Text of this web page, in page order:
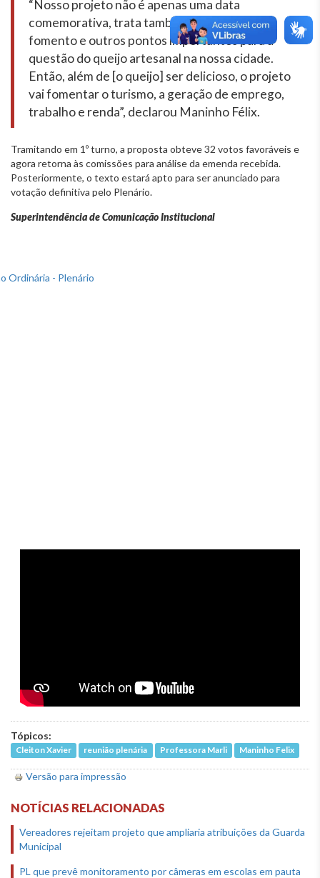
“Nosso projeto não é apenas uma data
comemorativa, trata também de diretrizes,
fomento e outros pontos importantes para a
questão do queijo artesanal na nossa cidade.
Então, além de [o queijo] ser delicioso, o projeto
vai fomentar o turismo, a geração de emprego,
trabalho e renda”, declarou Maninho Félix.
Tramitando em 1º turno, a proposta obteve 32 votos favoráveis e
agora retorna às comissões para análise da emenda recebida.
Posteriormente, o texto estará apto para ser anunciado para
votação definitiva pelo Plenário.
Superintendência de Comunicação Institucional
Tópicos:
Cleiton Xavier reunião plenária Professora Marli Maninho Felix
Versão para impressão
NOTÍCIAS RELACIONADAS
Vereadores rejeitam projeto que ampliaria atribuições da Guarda
Municipal
PL que prevê monitoramento por câmeras em escolas em pauta